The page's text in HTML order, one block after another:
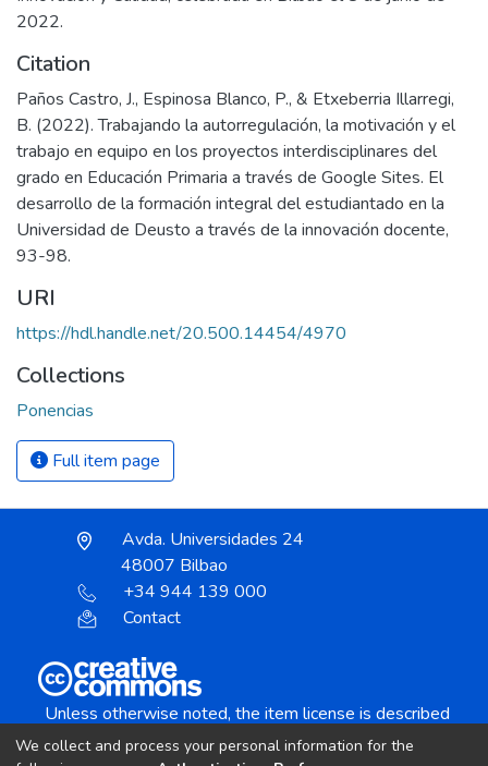
2022.
Citation
Paños Castro, J., Espinosa Blanco, P., & Etxeberria Illarregi,
B. (2022). Trabajando la autorregulación, la motivación y el
trabajo en equipo en los proyectos interdisciplinares del
grado en Educación Primaria a través de Google Sites. El
desarrollo de la formación integral del estudiantado en la
Universidad de Deusto a través de la innovación docente,
93-98.
URI
https://hdl.handle.net/20.500.14454/4970
Collections
Ponencias
Full item page
Avda. Universidades 24
48007 Bilbao
+34 944 139 000
Contact
Unless otherwise noted, the item license is described
We collect and process your personal information for the